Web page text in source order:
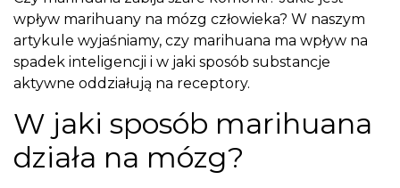
wpływ marihuany na mózg człowieka? W naszym
artykule wyjaśniamy, czy marihuana ma wpływ na
spadek inteligencji i w jaki sposób substancje
aktywne oddziałują na receptory.
W jaki sposób marihuana
działa na mózg?